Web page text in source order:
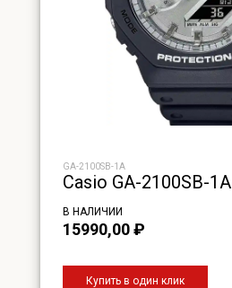
GA-2100SB-1A
Casio GA-2100SB-1A
В НАЛИЧИИ
15990,00₽
Купить в один клик